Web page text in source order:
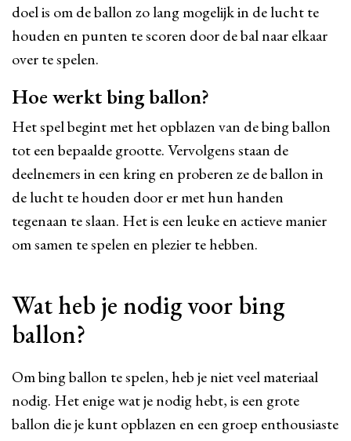
doel is om de ballon zo lang mogelijk in de lucht te
houden en punten te scoren door de bal naar elkaar
over te spelen.
Hoe werkt bing ballon?
Het spel begint met het opblazen van de bing ballon
tot een bepaalde grootte. Vervolgens staan de
deelnemers in een kring en proberen ze de ballon in
de lucht te houden door er met hun handen
tegenaan te slaan. Het is een leuke en actieve manier
om samen te spelen en plezier te hebben.
Wat heb je nodig voor bing
ballon?
Om bing ballon te spelen, heb je niet veel materiaal
nodig. Het enige wat je nodig hebt, is een grote
ballon die je kunt opblazen en een groep enthousiaste